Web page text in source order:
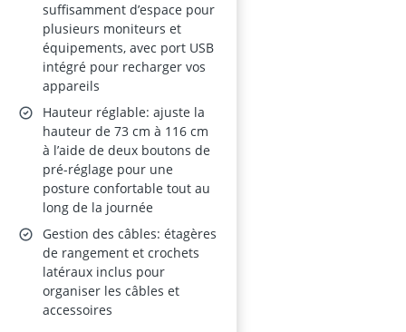
suffisamment d’espace pour
plusieurs moniteurs et
équipements, avec port USB
intégré pour recharger vos
appareils
Hauteur réglable: ajuste la
hauteur de 73 cm à 116 cm
à l’aide de deux boutons de
pré-réglage pour une
posture confortable tout au
long de la journée
Gestion des câbles: étagères
de rangement et crochets
latéraux inclus pour
organiser les câbles et
accessoires